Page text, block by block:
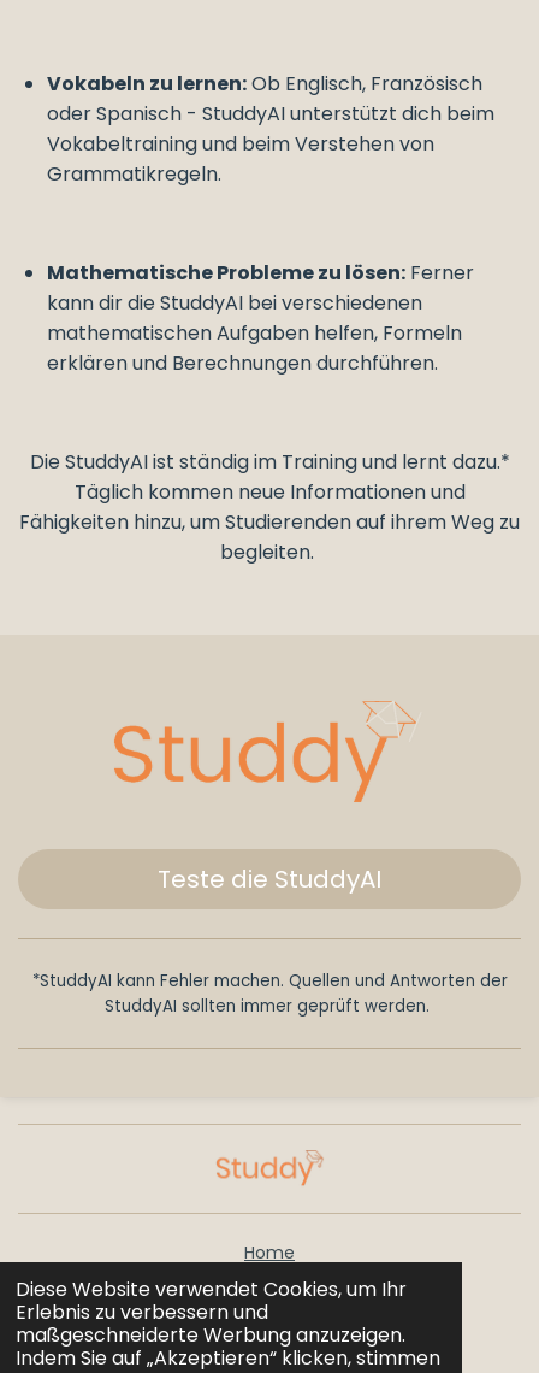
Diese Website verwendet Cookies, um Ihr
Erlebnis zu verbessern und
maßgeschneiderte Werbung anzuzeigen.
Indem Sie auf „Akzeptieren“ klicken, stimmen
Vokabeln zu lernen:Ob Englisch, Französisch
oder Spanisch - StuddyAI unterstützt dich beim
Vokabeltraining und beim Verstehen von
Grammatikregeln.
Mathematische Probleme zu lösen: Ferner
kann dir die StuddyAI bei verschiedenen
mathematischen Aufgaben helfen, Formeln
erklären und Berechnungen durchführen.
Die StuddyAI ist ständig im Training und lernt dazu.*
Täglich kommen neue Informationen und
Fähigkeiten hinzu, um Studierenden auf ihrem Weg zu
begleiten.
Teste die StuddyAI
*StuddyAI kann Fehler machen. Quellen und Antworten der
StuddyAI sollten immer geprüft werden.
Home
Über Uns